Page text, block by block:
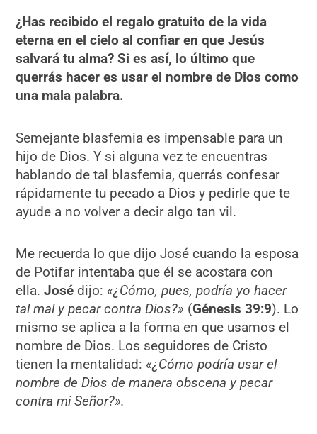
¿Has recibido el regalo gratuito de la vida
eterna en el cielo al confiar en que Jesús
salvará tu alma? Si es así, lo último que
querrás hacer es usar el nombre de Dios como
una mala palabra.
Semejante blasfemia es impensable para un
hijo de Dios. Y si alguna vez te encuentras
hablando de tal blasfemia, querrás confesar
rápidamente tu pecado a Dios y pedirle que te
ayude a no volver a decir algo tan vil.
Me recuerda lo que dijo José cuando la esposa
de Potifar intentaba que él se acostara con
ella.José dijo: «¿Cómo, pues, podría yo hacer
tal mal y pecar contra Dios?» (Génesis 39:9). Lo
mismo se aplica a la forma en que usamos el
nombre de Dios. Los seguidores de Cristo
tienen la mentalidad: «¿Cómo podría usar el
nombre de Dios de manera obscena y pecar
contra mi Señor?».